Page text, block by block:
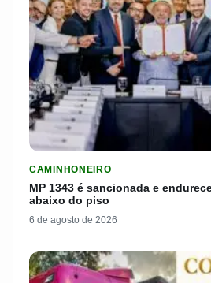
CAMINHONEIRO
MP 1343 é sancionada e
abaixo do piso
6 de agosto de 2026